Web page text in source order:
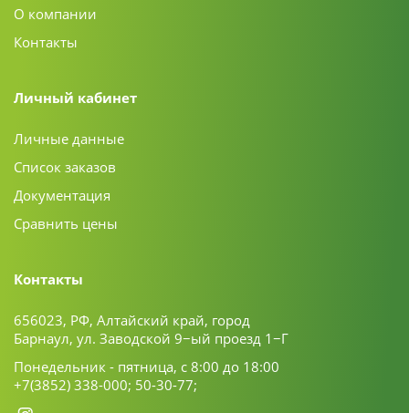
О компании
Контакты
Личный кабинет
Личные данные
Список заказов
Документация
Сравнить цены
Контакты
656023, РФ, Алтайский край, город
Барнаул, ул. Заводской 9−ый проезд 1−Г
Понедельник - пятница, с 8:00 до 18:00
+7(3852) 338-000; 50-30-77;